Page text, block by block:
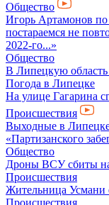
Общество
Игорь Артамонов по
постараемся не
2022-го...»
Общество
В Липецкую область
Погода в Липецке
На улице Гагарина
Происшествия
Выходные в
«Партизанского
Общество
Дроны ВСУ сбиты
Происшествия
Жительница Усмани
Происшествия